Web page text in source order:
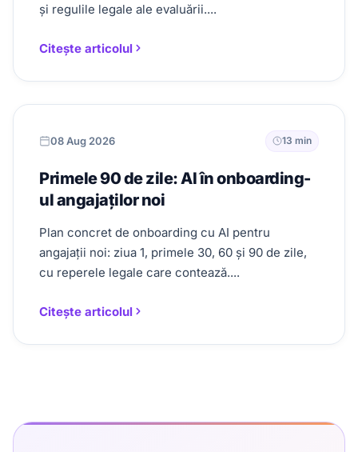
și regulile legale ale evaluării....
Citește articolul
08 Aug 2026 13 min
Primele 90 de zile: AI în onboarding-
ul angajaților noi
Plan concret de onboarding cu AI pentru
angajații noi: ziua 1, primele 30, 60 și 90 de zile,
cu reperele legale care contează....
Citește articolul